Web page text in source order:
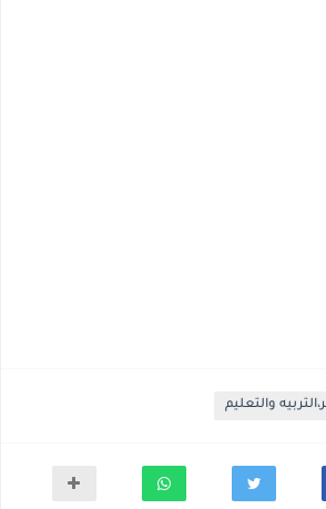
والتعليم